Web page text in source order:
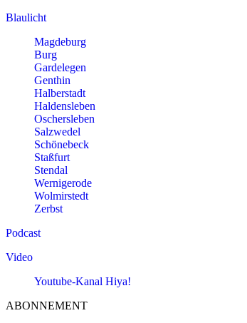
Blaulicht
Magdeburg
Burg
Gardelegen
Genthin
Halberstadt
Haldensleben
Oschersleben
Salzwedel
Schönebeck
Staßfurt
Stendal
Wernigerode
Wolmirstedt
Zerbst
Podcast
Video
Youtube-Kanal Hiya!
ABONNEMENT